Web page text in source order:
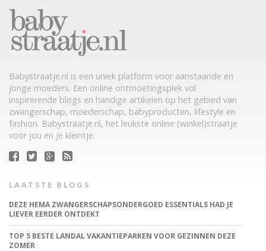
Babystraatje.nl is een uniek platform voor aanstaande en
jonge moeders. Een online ontmoetingsplek vol
inspirerende blogs en handige artikelen op het gebied van
zwangerschap, moederschap, babyproducten, lifestyle en
fashion. Babystraatje.nl, het leukste online (winkel)straatje
voor jou en je kleintje.
LAATSTE BLOGS
DEZE HEMA ZWANGERSCHAPSONDERGOED ESSENTIALS HAD JE
LIEVER EERDER ONTDEKT
TOP 5 BESTE LANDAL VAKANTIEPARKEN VOOR GEZINNEN DEZE
ZOMER